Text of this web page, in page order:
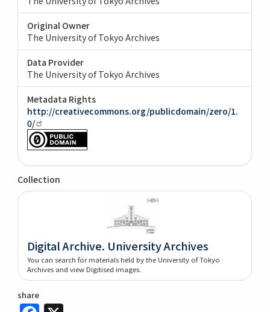
Original Owner
The University of Tokyo Archives
Data Provider
The University of Tokyo Archives
Metadata Rights
http://creativecommons.org/publicdomain/zero/1.
0/
Collection
Digital Archive. University Archives
You can search for materials held by the University of Tokyo
Archives and view Digitised images.
share